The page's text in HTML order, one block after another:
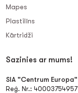
Mapes
Plastilīns
Kārtridži
Sazinies ar mums!
SIA "Centrum Europa"
Reģ. Nr.: 40003754957